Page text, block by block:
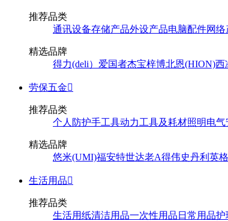
推荐品类
通讯设备存储产品外设产品电脑配件网
精选品牌
得力(deli） 爱国者杰宝梓博北恩(HION)西
劳保五金
推荐品类
个人防护手工具动力工具及耗材照明电气
精选品牌
悠米(UMI)福安特世达老A得伟史丹利 英
生活用品
推荐品类
生活用纸清洁用品一次性用品 日常用品护